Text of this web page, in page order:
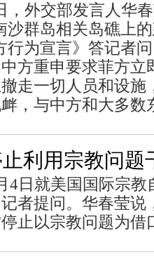
，外交部发言人华
沙群岛相关岛礁上
行为宣言》答记者
方重申要求菲方立
走一切人员和设施
，与中方和大多数
利用宗教问题
4日就美国国际宗教
者提问。华春莹说
止以宗教问题为借